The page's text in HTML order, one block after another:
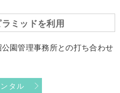
ミッドを利用
園管理事務所との打ち合わせ
タル